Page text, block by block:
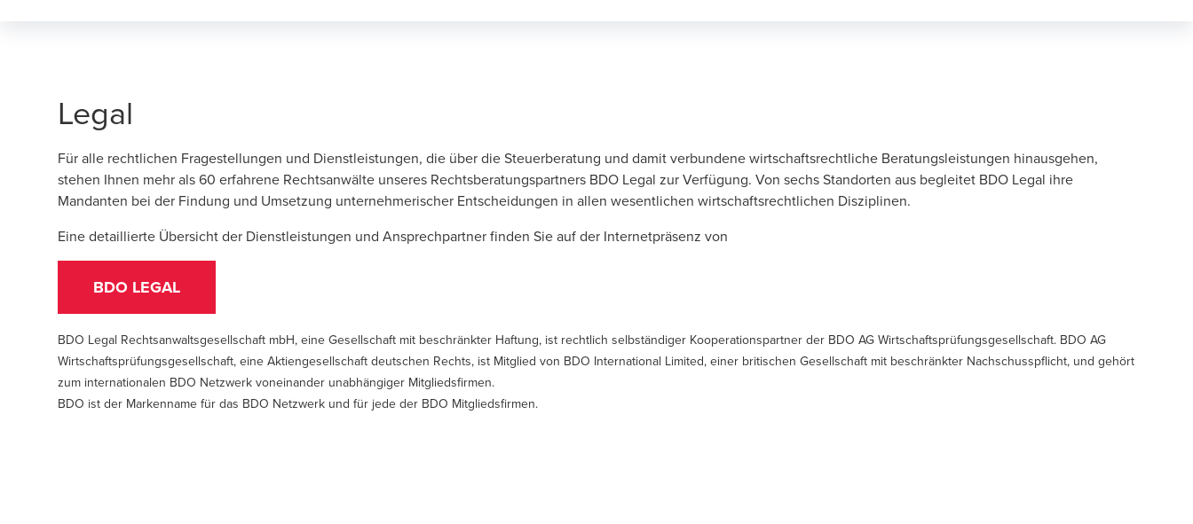
Legal
Für alle rechtlichen Fragestellungen und Dienstleistungen, die über die Steuerberatung und damit verbundene wirtschaftsrechtliche Beratungsleistungen hinausgehen,
stehen Ihnen mehr als 60 erfahrene Rechtsanwälte unseres Rechtsberatungspartners BDO Legal zur Verfügung. Von sechs Standorten aus begleitet BDO Legal ihre
Mandanten bei der Findung und Umsetzung unternehmerischer Entscheidungen in allen wesentlichen wirtschaftsrechtlichen Disziplinen.
Eine detaillierte Übersicht der Dienstleistungen und Ansprechpartner finden Sie auf der Internetpräsenz von
BDO LEGAL
BDO Legal Rechtsanwaltsgesellschaft mbH, eine Gesellschaft mit beschränkter Haftung, ist rechtlich selbständiger Kooperationspartner der BDO AG Wirtschaftsprüfungsgesellschaft. BDO AG
Wirtschaftsprüfungs­gesellschaft, eine Aktiengesellschaft deutschen Rechts, ist Mitglied von BDO International Limited, einer britischen Gesellschaft mit beschränkter Nachschusspflicht, und gehört
zum internationalen BDO Netzwerk voneinander unabhängiger Mitgliedsfirmen.
BDO ist der Markenname für das BDO Netzwerk und für jede der BDO Mitgliedsfirmen.